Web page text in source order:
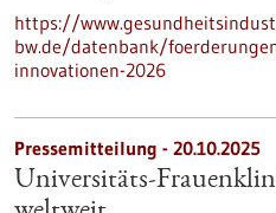
https://
bw.de/datenbank/
innovationen-2026
Pressemitteilung - 20.10.2025
Universitäts-